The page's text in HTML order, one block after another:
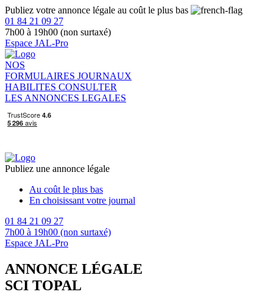
Publiez votre annonce légale au coût le plus bas
01 84 21 09 27
7h00 à 19h00 (non surtaxé)
Espace JAL-Pro
NOS
FORMULAIRES JOURNAUX
HABILITES CONSULTER
LES ANNONCES LEGALES
Publiez une annonce légale
Au coût le plus bas
En choisissant votre journal
01 84 21 09 27
7h00 à 19h00 (non surtaxé)
Espace JAL-Pro
ANNONCE LÉGALE
SCI TOPAL